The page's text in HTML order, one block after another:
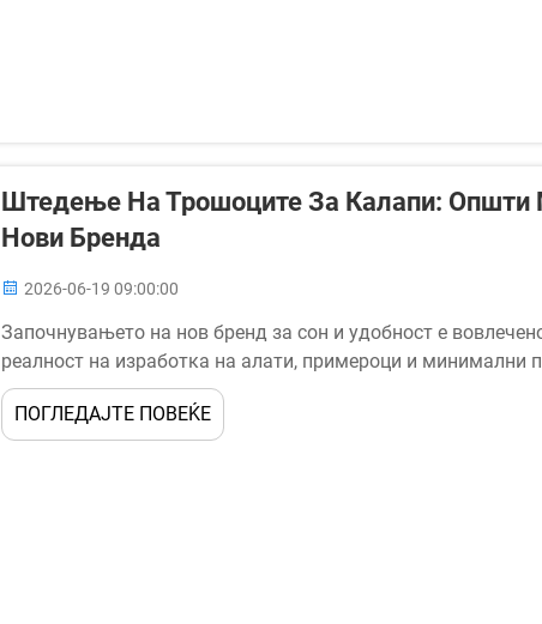
Штедење На Трошоците За Калапи: Општи
Нови Бренда
2026-06-19 09:00:00
Започнувањето на нов бренд за сон и удобност е
реалност на изработка на алати, примероци и минимални
почетните буџети. Една од најпаметните стратегиски
направи е да се...
ПОГЛЕДАЈТЕ ПОВЕЌЕ